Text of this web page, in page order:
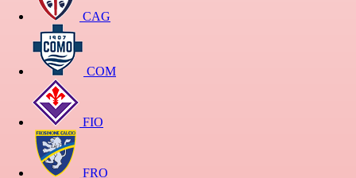
CAG
COM
FIO
FRO